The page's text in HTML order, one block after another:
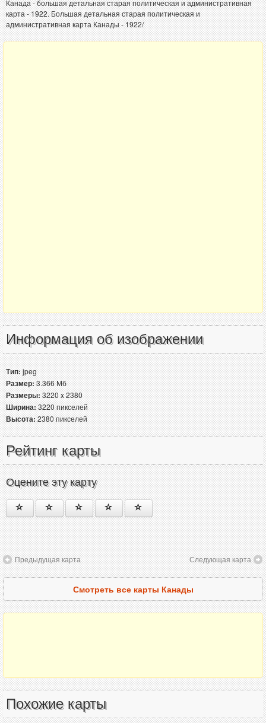
Канада - большая детальная старая политическая и административная
карта - 1922. Большая детальная старая политическая и
административная карта Канады - 1922/
Информация об изображении
Тип:jpeg
Размер:3.366 Мб
Размеры:3220 x 2380
Ширина:3220 пикселей
Высота:2380 пикселей
Рейтинг карты
Оцените эту карту
Предыдущая карта Следующая карта
Смотреть все карты Канады
Похожие карты